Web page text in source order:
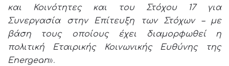
και Κοινότητες και του Στόχου 17 για
Συνεργασία στην Επίτευξη των Στόχων – με
βάση τους οποίους έχει διαμορφωθεί η
πολιτική Εταιρικής Κοινωνικής Ευθύνης της
Energean».